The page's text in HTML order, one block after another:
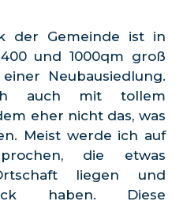
der Gemeinde ist in
und 1000qm groß
Neubausiedlung.
auch mit tollem
eher nicht das, was
Meist werde ich auf
die etwas
liegen und
haben. Diese